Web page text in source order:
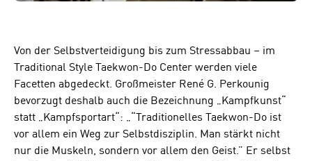
Von der Selbstverteidigung bis zum Stressabbau – im
Traditional Style Taekwon-Do Center werden viele
Facetten abgedeckt. Großmeister René G. Perkounig
bevorzugt deshalb auch die Bezeichnung „Kampfkunst“
statt „Kampfsportart“: „“Traditionelles Taekwon-Do ist
vor allem ein Weg zur Selbstdisziplin. Man stärkt nicht
nur die Muskeln, sondern vor allem den Geist.” Er selbst